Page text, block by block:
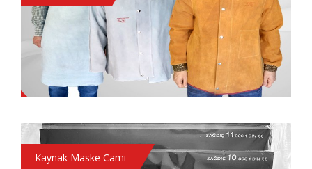
Kaynak Maske Camı